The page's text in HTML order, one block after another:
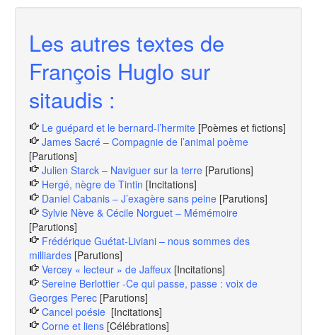
Les autres textes de
François Huglo sur
sitaudis :
Le guépard et le bernard-l’hermite [Poèmes et fictions]
James Sacré – Compagnie de l’animal poème
[Parutions]
Julien Starck – Naviguer sur la terre [Parutions]
Hergé, nègre de Tintin [Incitations]
Daniel Cabanis – J’exagère sans peine [Parutions]
Sylvie Nève & Cécile Norguet – Mémémoire
[Parutions]
Frédérique Guétat-Liviani – nous sommes des
milliardes [Parutions]
Vercey « lecteur » de Jaffeux [Incitations]
Sereine Berlottier -Ce qui passe, passe : voix de
Georges Perec [Parutions]
Cancel poésie [Incitations]
Corne et liens [Célébrations]